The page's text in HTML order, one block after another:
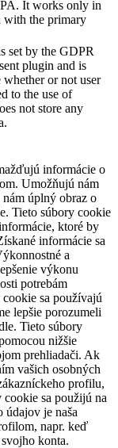
It works only in
with the primary
set by the GDPR
plugin and is
whether or not user
to the use of
not store any
informácie o
Umožňujú nám
úplný obraz o
Tieto súbory cookie
ktoré by
informácie sa
a
výkonu
potrebám
sa používajú
lepšie porozumeli
Tieto súbory
nižšie
prehliadači. Ak
vašich osobných
profilu,
sa použijú na
údajov je naša
napr. keď
konta.